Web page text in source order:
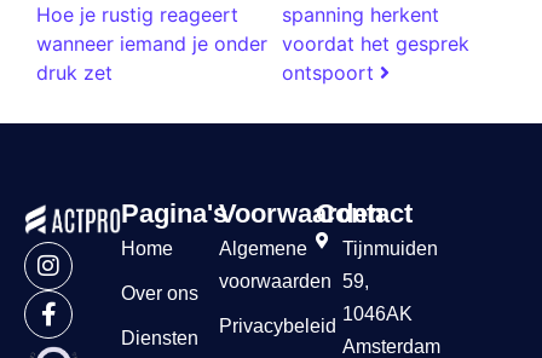
Hoe je rustig reageert
wanneer iemand je onder
druk zet
spanning herkent
voordat het gesprek
ontspoort
Pagina's
Home
Over ons
Diensten
Voorwaarden
Algemene
voorwaarden
Privacybeleid
Contact
Tijnmuiden
59,
1046AK
Amsterdam